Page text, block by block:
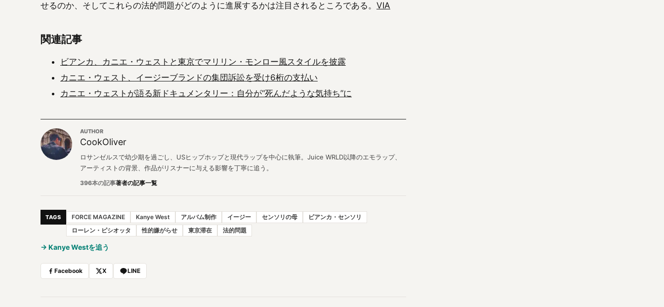
せるのか、そしてこれらの法的問題がどのように進展するかは注目されるところである。 VIA
関連記事
ビアンカ、カニエ・ウェストと東京でマリリン・モンロー風スタイルを披露
カニエ・ウェスト、イージーブランドの集団訴訟を受け6桁の支払い
カニエ・ウェストが語る新ドキュメンタリー：自分が“死んだような気持ち”に
AUTHOR
CookOliver
ロサンゼルスで幼少期を過ごし、USヒップホップと現代ラップを中心に執筆。Juice WRLD以降のエモラップ、
アーティストの背景、作品がリスナーに与える影響を丁寧に追う。
396本の記事著者の記事一覧
TAGS FORCE MAGAZINE Kanye West アルバム制作 イージー センソリの母
ビアンカ・センソリ
ローレン・ピシオッタ
性的嫌がらせ 東京滞在 法的問題
→ Kanye Westを追う
Facebook X LINE